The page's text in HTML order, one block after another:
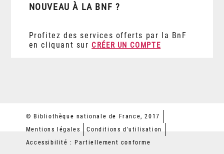
NOUVEAU À LA BNF ?
Profitez des services offerts par la BnF
en cliquant sur CRÉER UN COMPTE
© Bibliothèque nationale de France, 2017
Mentions légales
Conditions d'utilisation
Accessibilité : Partiellement conforme